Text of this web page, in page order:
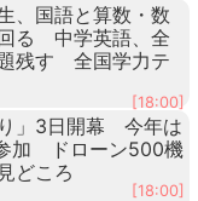
、国語と算数・数
る 中学英語、全
残す 全国学力テ
[18:00]
り」3日開幕 今年は
加 ドローン500機
どころ
[18:00]